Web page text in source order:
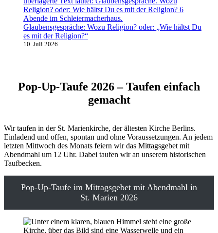
Glaubensgespräche: Wozu Religion? oder: „Wie hältst Du
es mit der Religion?“
10. Juli 2026
Pop-Up-Taufe 2026 – Taufen einfach
gemacht
Wir taufen in der St. Marienkirche, der ältesten Kirche Berlins.
Einladend und offen, spontan und ohne Voraussetzungen. An jedem
letzten Mittwoch des Monats feiern wir das Mittagsgebet mit
Abendmahl um 12 Uhr. Dabei taufen wir an unserem historischen
Taufbecken.
Pop-Up-Taufe im Mittagsgebet mit Abendmahl in
St. Marien 2026